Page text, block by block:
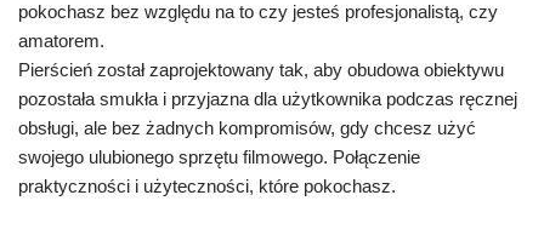
pokochasz bez względu na to czy jesteś profesjonalistą, czy
amatorem.
Pierścień został zaprojektowany tak, aby obudowa obiektywu
pozostała smukła i przyjazna dla użytkownika podczas ręcznej
obsługi, ale bez żadnych kompromisów, gdy chcesz użyć
swojego ulubionego sprzętu filmowego. Połączenie
praktyczności i użyteczności, które pokochasz.